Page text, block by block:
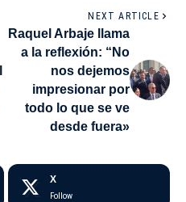
NEXT ARTICLE
Raquel Arbaje llama
a la reflexión: “No
nos dejemos
impresionar por
todo lo que se ve
desde fuera»
X
Follow